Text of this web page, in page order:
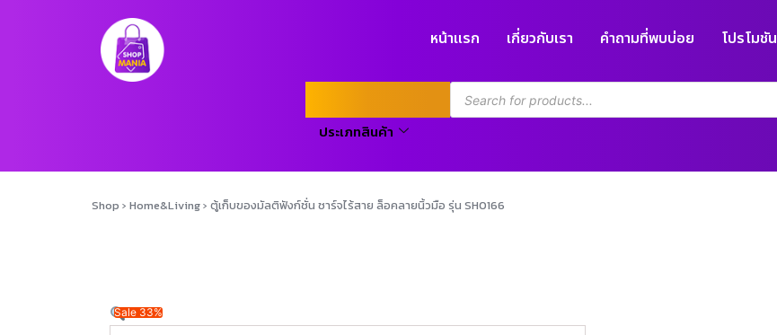
หน้าแรก เกี่ยวกับเรา คำถามที่พบบ่อย โปรโมชัน
ประเภทสินค้า
Shop › Home&Living› ตู้เก็บของมัลติฟังก์ชั่น ชาร์จไร้สาย ล็อคลายนิ้วมือ รุ่น SH0166
Sale 33%